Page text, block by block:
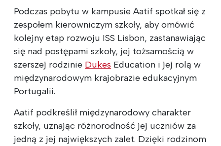
Podczas pobytu w kampusie Aatif spotkał się z
zespołem kierowniczym szkoły, aby omówić
kolejny etap rozwoju ISS Lisbon, zastanawiając
się nad postępami szkoły, jej tożsamością w
szerszej rodzinie Dukes Education i jej rolą w
międzynarodowym krajobrazie edukacyjnym
Portugalii.
Aatif podkreślił międzynarodowy charakter
szkoły, uznając różnorodność jej uczniów za
jedną z jej największych zalet. Dzięki rodzinom